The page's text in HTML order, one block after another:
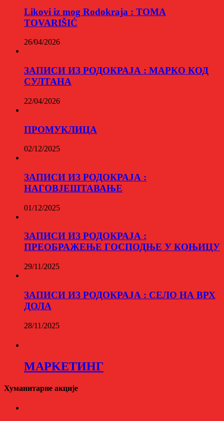
Likovi iz mog Rodokraja : TOMA
TOVARIŠIĆ
26/04/2026
ЗАПИСИ ИЗ РОДОКРАЈА : МАРКО КОД
СУЛТАНА
22/04/2026
ПРОМУКЛИЦА
02/12/2025
ЗАПИСИ ИЗ РОДОКРАЈА :
НАГОВЈЕШТАВАЊЕ
01/12/2025
ЗАПИСИ ИЗ РОДОКРАЈА :
ПРЕОБРАЖЕЊЕ ГОСПОДЊЕ У КОЊИЦУ
29/11/2025
ЗАПИСИ ИЗ РОДОКРАЈА : СЕЛО НА ВРХ
ДОЛА
28/11/2025
МАРKЕТИНГ
Хуманитарне акције